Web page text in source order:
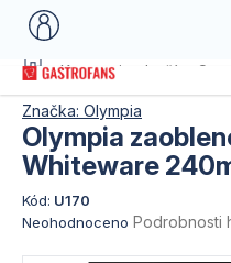
Přejít
Domů
Kategorie zboží
Značka: Olympia
Olympia
Whiteware
Kód: U170
Průměrné
Neohodnoceno Podrobnosti